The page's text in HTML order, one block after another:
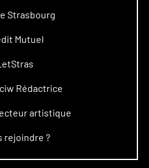
Strasbourg
Mutuel
Rédactrice
artistique
rejoindre ?